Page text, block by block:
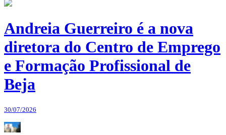
Andreia Guerreiro é a nova
diretora do Centro de Emprego
e Formação Profissional de
Beja
30/07/2026